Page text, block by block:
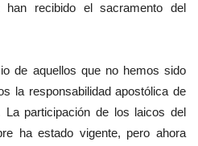
han recibido el sacramento del
de aquellos que no hemos sido
la responsabilidad apostólica de
participación de los laicos del
ha estado vigente, pero ahora